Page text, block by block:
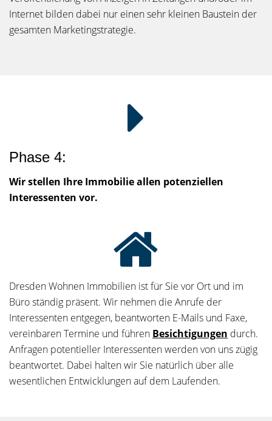
Internet bilden dabei nur einen sehr kleinen Baustein der
gesamten Marketingstrategie.
Phase 4:
Wir stellen Ihre Immobilie allen potenziellen
Interessenten vor.
Dresden Wohnen Immobilien ist für Sie vor Ort und im
Büro ständig präsent. Wir nehmen die Anrufe der
Interessenten entgegen, beantworten E-Mails und Faxe,
vereinbaren Termine und führen Besichtigungen durch.
Anfragen potentieller Interessenten werden von uns zügig
beantwortet. Dabei halten wir Sie natürlich über alle
wesentlichen Entwicklungen auf dem Laufenden.